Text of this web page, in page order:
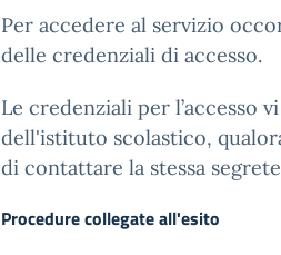
Per accedere al servizio
delle credenziali di accesso.
Le credenziali per l’accesso
dell'istituto scolastico,
di contattare la stessa
Procedure collegate all'esito